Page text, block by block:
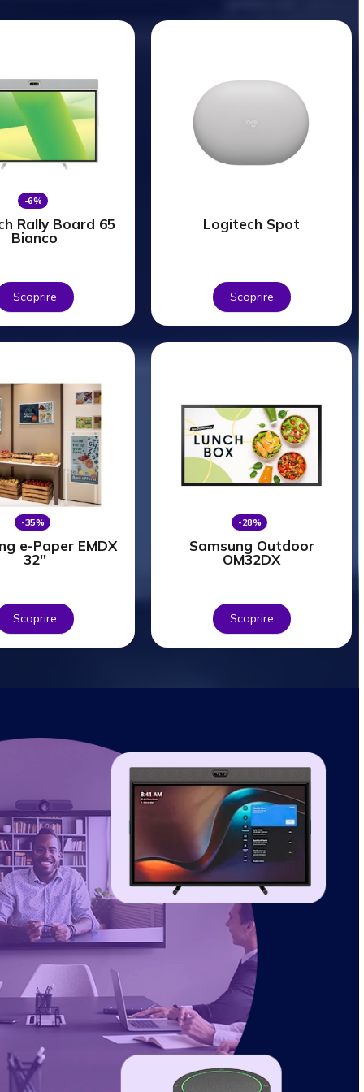
-6%
Rally Board 65
Bianco
Scoprire
Logitech Spot
Scoprire
-35%
e-Paper EMDX
32''
Scoprire
-28%
Samsung Outdoor
OM32DX
Scoprire